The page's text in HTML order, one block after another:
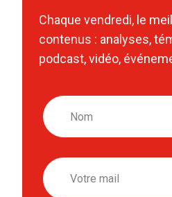
Chaque vendredi, le
contenus : analyses,
podcast, vidéo,
Nom
Email